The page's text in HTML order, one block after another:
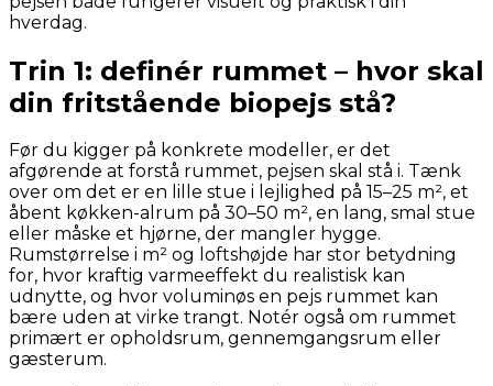
hverdag.
Trin 1: definér rummet – hvor skal
din fritstående biopejs stå?
Før du kigger på konkrete modeller, er det
afgørende at forstå rummet, pejsen skal stå i. Tænk
over om det er en lille stue i lejlighed på 15–25 m², et
åbent køkken-alrum på 30–50 m², en lang, smal stue
eller måske et hjørne, der mangler hygge.
Rumstørrelse i m² og loftshøjde har stor betydning
for, hvor kraftig varmeeffekt du realistisk kan
udnytte, og hvor voluminøs en pejs rummet kan
bære uden at virke trangt. Notér også om rummet
primært er opholdsrum, gennemgangsrum eller
gæsterum.